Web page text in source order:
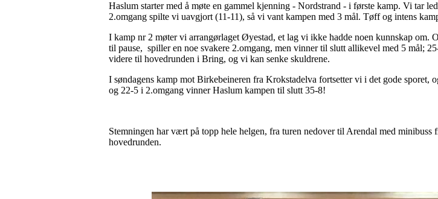
Haslum starter med å møte en gammel kjenning - Nordstrand - i første kamp. Vi tar
2.omgang spilte vi uavgjort (11-11), så vi vant kampen med 3 mål. Tøff og intens
I kamp nr 2 møter vi arrangørlaget Øyestad, et lag vi ikke hadde noen kunnskap om.
til pause, spiller en noe svakere 2.omgang, men vinner til slutt allikevel med 5 mål;
videre til hovedrunden i Bring, og vi kan senke skuldrene.
I søndagens kamp mot Birkebeineren fra Krokstadelva fortsetter vi i det gode
og 22-5 i 2.omgang vinner Haslum kampen til slutt 35-8!
Stemningen har vært på topp hele helgen, fra turen nedover til Arendal med
hovedrunden.